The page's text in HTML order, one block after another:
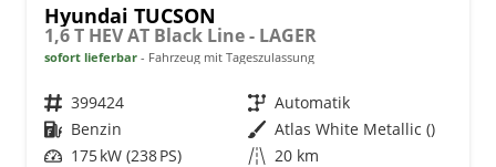
Hyundai TUCSON
1,6 T HEV AT Black Line - LAGER
sofort lieferbar Fahrzeug mit Tageszulassung
Fahrzeugnr. 399424 Getriebe Automatik
Kraftstoff Benzin Außenfarbe Atlas White Metallic ()
Leistung 175 kW (238 PS) Kilometerstand 20 km